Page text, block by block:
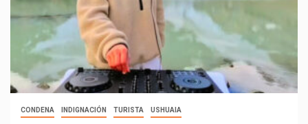
CONDENA INDIGNACIÓN TURISTA USHUAIA